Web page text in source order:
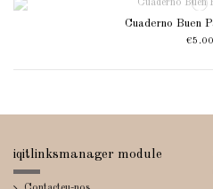
Cuaderno Buen
€5.00
iqitlinksmanager module